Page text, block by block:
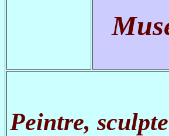
Peintre,